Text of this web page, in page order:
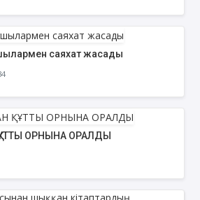
саяхат жасады
ОРНЫНА ОРАЛДЫ